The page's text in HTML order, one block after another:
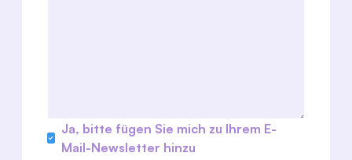
Ja, bitte fügen Sie mich zu Ihrem E-
Mail-Newsletter hinzu